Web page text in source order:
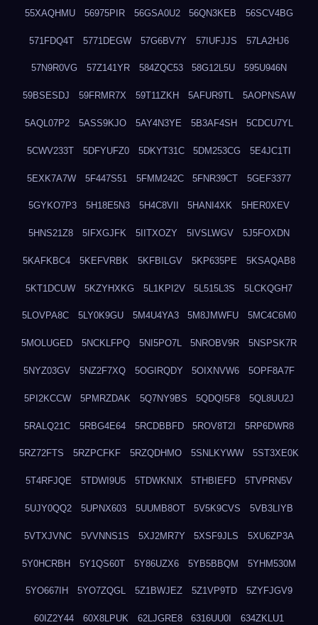
55XAQHMU 56975PIR 56GSA0U2 56QN3KEB 56SCV4BG
571FDQ4T 5771DEGW 57G6BV7Y 57IUFJJS 57LA2HJ6
57N9R0VG 57Z141YR 584ZQC53 58G12L5U 595U946N
59BSESDJ 59FRMR7X 59T11ZKH 5AFUR9TL 5AOPNSAW
5AQL07P2 5ASS9KJO 5AY4N3YE 5B3AF4SH 5CDCU7YL
5CWV233T 5DFYUFZ0 5DKYT31C 5DM253CG 5E4JC1TI
5EXK7A7W 5F447S51 5FMM242C 5FNR39CT 5GEF3377
5GYKO7P3 5H18E5N3 5H4C8VII 5HANI4XK 5HER0XEV
5HNS21Z8 5IFXGJFK 5IITXOZY 5IVSLWGV 5J5FOXDN
5KAFKBC4 5KEFVRBK 5KFBILGV 5KP635PE 5KSAQAB8
5KT1DCUW 5KZYHXKG 5L1KPI2V 5L515L3S 5LCKQGH7
5LOVPA8C 5LY0K9GU 5M4U4YA3 5M8JMWFU 5MC4C6M0
5MOLUGED 5NCKLFPQ 5NI5PO7L 5NROBV9R 5NSPSK7R
5NYZ03GV 5NZ2F7XQ 5OGIRQDY 5OIXNVW6 5OPF8A7F
5PI2KCCW 5PMRZDAK 5Q7NY9BS 5QDQI5F8 5QL8UU2J
5RALQ21C 5RBG4E64 5RCDBBFD 5ROV8T2I 5RP6DWR8
5RZ72FTS 5RZPCFKF 5RZQDHMO 5SNLKYWW 5ST3XE0K
5T4RFJQE 5TDWI9U5 5TDWKNIX 5THBIEFD 5TVPRN5V
5UJY0QQ2 5UPNX603 5UUMB8OT 5V5K9CVS 5VB3LIYB
5VTXJVNC 5VVNNS1S 5XJ2MR7Y 5XSF9JLS 5XU6ZP3A
5Y0HCRBH 5Y1QS60T 5Y86UZX6 5YB5BBQM 5YHM530M
5YO667IH 5YO7ZQGL 5Z1BWJEZ 5Z1VP9TD 5ZYFJGV9
60IZ2Y44 60X8LPUK 62LJGRE8 6316UU0I 634ZKLU1